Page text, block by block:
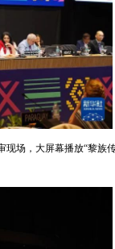
场，大屏幕播放“黎族